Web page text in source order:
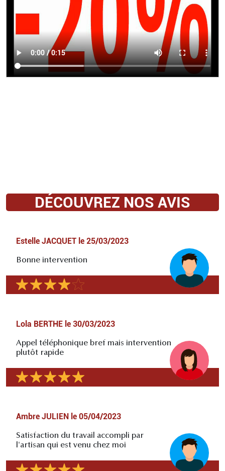
DÉCOUVREZ NOS AVIS
Estelle JACQUET le 25/03/2023
Bonne intervention
Lola BERTHE le 30/03/2023
Appel téléphonique bref mais intervention
plutôt rapide
Ambre JULIEN le 05/04/2023
Satisfaction du travail accompli par
l'artisan qui est venu chez moi